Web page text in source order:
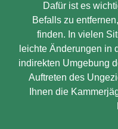
Dafür ist es
Befalls zu
finden. In vielen
leichte Änderungen in
indirekten Umgebung
Auftreten des
Ihnen die